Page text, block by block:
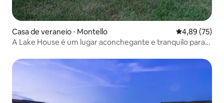
Casa de veraneio ⋅ Montello 4,89 de uma
4,89 (75)
A Lake House é um lugar aconchegante e tranquilo para